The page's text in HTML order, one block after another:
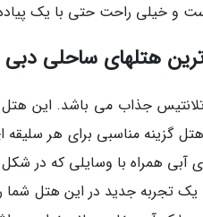
و خیلی راحت حتی با یک پیاده
هتلهای ساحلی دبی
جذاب می باشد. این هتل
باشد. 1500 اتاق مجزا هتل گزینه
آبی همراه با وسایلی که در
تجربه جدید در این هتل شما